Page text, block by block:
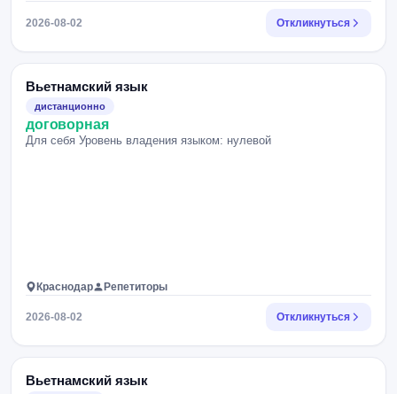
2026-08-02 Откликнуться
Вьетнамский язык
дистанционно
договорная
Для себя Уровень владения языком: нулевой
Краснодар Репетиторы
2026-08-02 Откликнуться
Вьетнамский язык